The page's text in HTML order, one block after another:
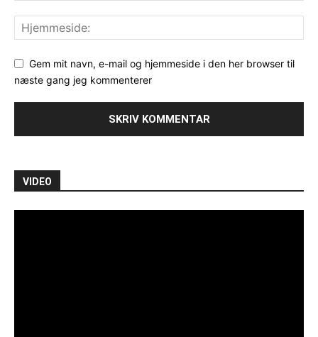
Gem mit navn, e-mail og hjemmeside i den her browser til
næste gang jeg kommenterer
VIDEO